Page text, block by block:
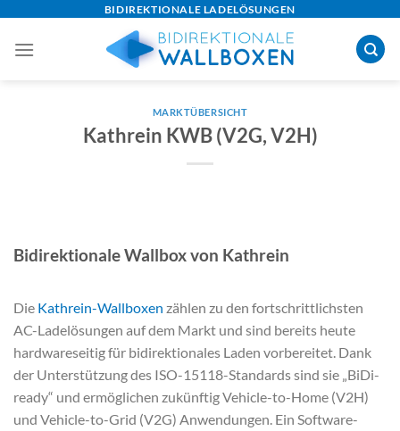
content
BIDIREKTIONALE LADELÖSUNGEN
MARKTÜBERSICHT
Kathrein KWB (V2G, V2H)
Bidirektionale Wallbox von Kathrein
Die Kathrein-Wallboxen zählen zu den fortschrittlichsten
AC-Ladelösungen auf dem Markt und sind bereits heute
hardwareseitig für bidirektionales Laden vorbereitet. Dank
der Unterstützung des ISO-15118-Standards sind sie „BiDi-
ready“ und ermöglichen zukünftig Vehicle-to-Home (V2H)
und Vehicle-to-Grid (V2G) Anwendungen. Ein Software-